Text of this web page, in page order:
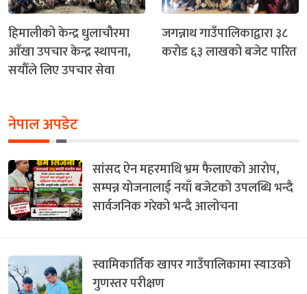
हिमालीको केन्द्र धुलाचौरमा
आँखा उपचार केन्द्र स्थापना,
सयौँले लिए उपचार सेवा
जगन्नाथ गाउँपालिकाद्वारा ३८
करोड ६३ लाखको बजेट पारित
नेपाल अपडेट
सांसद ऐन महरमाथि भ्रम फैलाएको आरोप,
सम्पन्न योजनालाई नयाँ बजेटको उपलब्धि भन्दै
सार्वजनिक गरेको भन्दै आलोचना
स्वामिकार्तिक खापर गाउँपालिकामा स्याउको
गुणस्तर परीक्षण